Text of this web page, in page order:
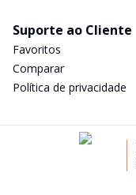
Suporte ao Cliente
Favoritos
Comparar
Política de privacidade